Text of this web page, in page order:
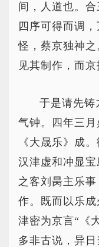
间，人道也。
四序可得而调
怪，蔡京独神
见其制作，而京
于是请先铸
气钟。四年三月
《大晟乐》成
汉津虚和冲显
之客刘昺主乐
作。既而以乐
津密为京言“《
多非古说，异